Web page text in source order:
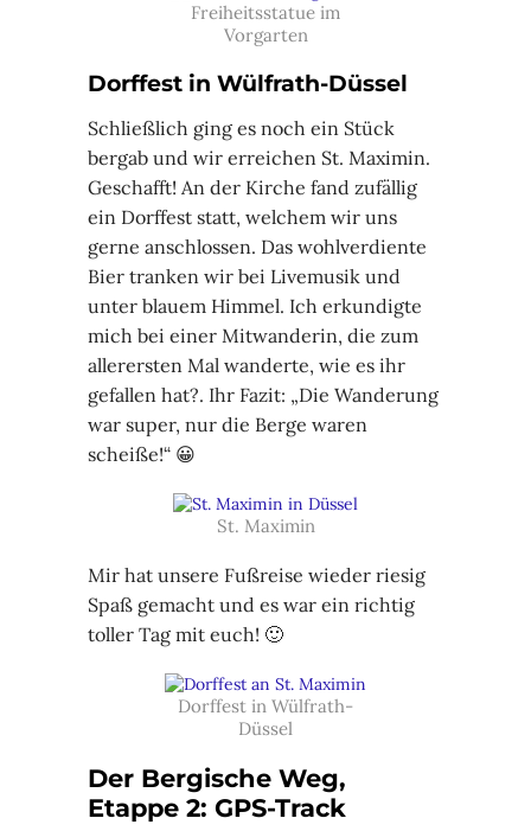
Freiheitsstatue im
Vorgarten
Dorffest in Wülfrath-Düssel
Schließlich ging es noch ein Stück
bergab und wir erreichen St. Maximin.
Geschafft! An der Kirche fand zufällig
ein Dorffest statt, welchem wir uns
gerne anschlossen. Das wohlverdiente
Bier tranken wir bei Livemusik und
unter blauem Himmel. Ich erkundigte
mich bei einer Mitwanderin, die zum
allerersten Mal wanderte, wie es ihr
gefallen hat?. Ihr Fazit: „Die Wanderung
war super, nur die Berge waren
scheiße!“ 😀
St. Maximin
Mir hat unsere Fußreise wieder riesig
Spaß gemacht und es war ein richtig
toller Tag mit euch! 🙂
Dorffest in Wülfrath-
Düssel
Der Bergische Weg,
Etappe 2: GPS-Track